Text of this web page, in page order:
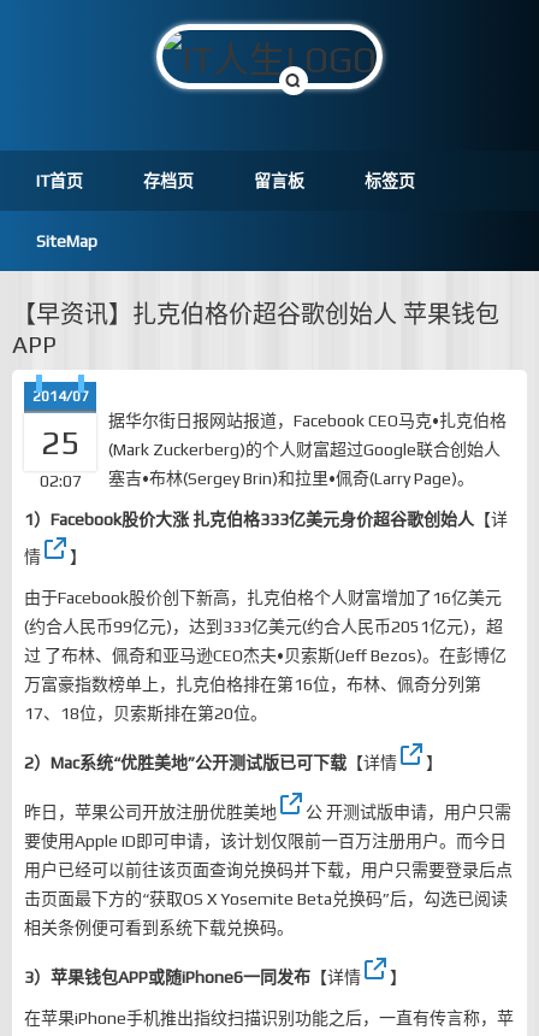
IT首页 存档页 留言板 标签页
SiteMap
【早资讯】扎克伯格价超谷歌创始人 苹果钱包
APP
2014/07
25
02:07
据华尔街日报网站报道，Facebook CEO马克•扎克伯格
(Mark Zuckerberg)的个人财富超过Google联合创始人
塞吉•布林(Sergey Brin)和拉里•佩奇(Larry Page)。
1）Facebook股价大涨 扎克伯格333亿美元身价超谷歌创始人 【详
情
】
由于Facebook股价创下新高，扎克伯格个人财富增加了16亿美元
(约合人民币99亿元)，达到333亿美元(约合人民币2051亿元)，超
过 了布林、佩奇和亚马逊CEO杰夫•贝索斯(Jeff Bezos)。在彭博亿
万富豪指数榜单上，扎克伯格排在第16位，布林、佩奇分列第
17、18位，贝索斯排在第20位。
2）Mac系统“优胜美地”公开测试版已可下载 【详情 】
昨日，苹果公司开放注册优胜美地
公 开测试版申请，用户只需
要使用Apple ID即可申请，该计划仅限前一百万注册用户。而今日
用户已经可以前往该页面查询兑换码并下载，用户只需要登录后点
击页面最下方的“获取OS X Yosemite Beta兑换码”后，勾选已阅读
相关条例便可看到系统下载兑换码。
3）苹果钱包APP或随iPhone6一同发布 【详情 】
在苹果iPhone手机推出指纹扫描识别功能之后，一直有传言称，苹